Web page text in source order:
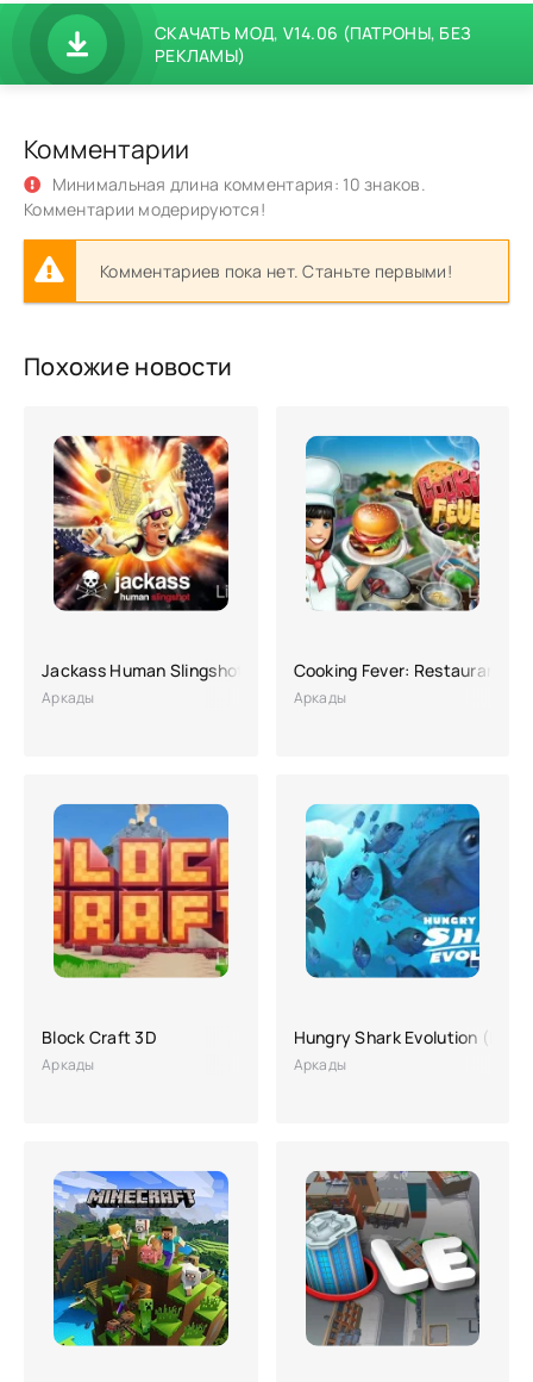
СКАЧАТЬ МОД, V14.06 (ПАТРОНЫ, БЕЗ
РЕКЛАМЫ)
Комментарии
Минимальная длина комментария: 10 знаков.
Комментарии модерируются!
Комментариев пока нет. Станьте первыми!
Похожие новости
Jackass Human Slingshot
Аркады
Cooking Fever: Restaurant
Аркады
Block Craft 3D
Аркады
Hungry Shark Evolution
Аркады